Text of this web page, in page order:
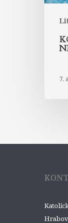
rok
7.